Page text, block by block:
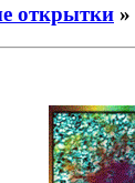
открытки »